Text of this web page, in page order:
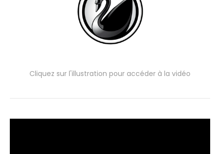
Cliquez sur l'illustration pour accéder à la vidéo